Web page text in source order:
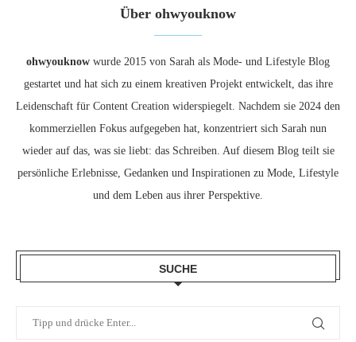
Über ohwyouknow
ohwyouknow wurde 2015 von Sarah als Mode- und Lifestyle Blog
gestartet und hat sich zu einem kreativen Projekt entwickelt, das ihre
Leidenschaft für Content Creation widerspiegelt. Nachdem sie 2024 den
kommerziellen Fokus aufgegeben hat, konzentriert sich Sarah nun
wieder auf das, was sie liebt: das Schreiben. Auf diesem Blog teilt sie
persönliche Erlebnisse, Gedanken und Inspirationen zu Mode, Lifestyle
und dem Leben aus ihrer Perspektive.
SUCHE